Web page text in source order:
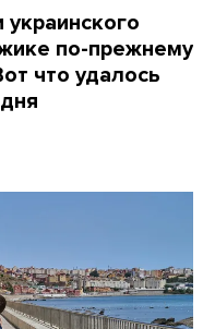
по-прежнему
что удалось